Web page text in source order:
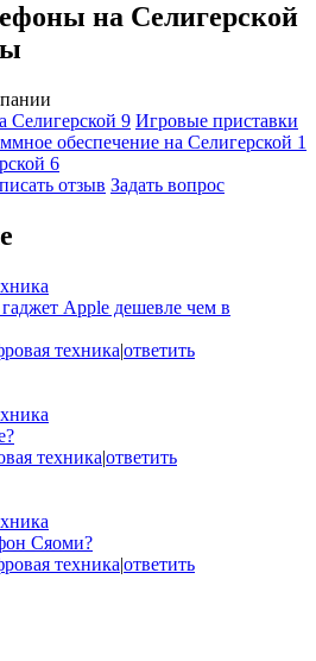
на Селигерской
Селигерской 9 Игровые приставки
обеспечение на Селигерской 1
6
отзыв Задать вопрос
Apple дешевле чем в
техника|ответить
техника|ответить
Сяоми?
техника|ответить